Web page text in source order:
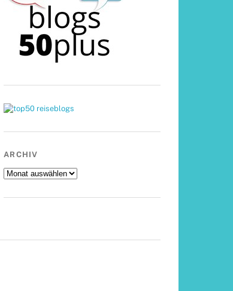
ARCHIV
Archiv